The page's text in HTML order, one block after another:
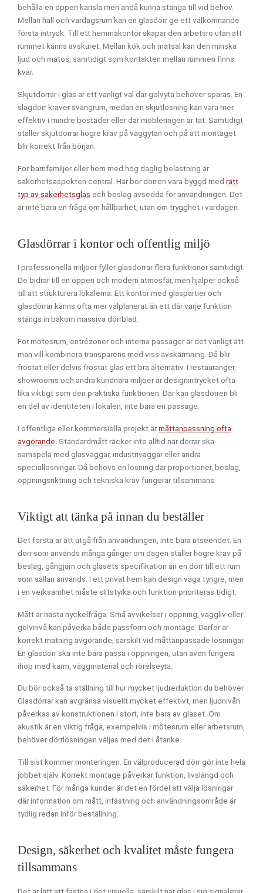
behålla en öppen känsla men ändå kunna stänga till vid behov.
Mellan hall och vardagsrum kan en glasdörr ge ett välkomnande
första intryck. Till ett hemmakontor skapar den arbetsro utan att
rummet känns avskuret. Mellan kök och matsal kan den minska
ljud och matos, samtidigt som kontakten mellan rummen finns
kvar.
Skjutdörrar i glas är ett vanligt val där golvyta behöver sparas. En
slagdörr kräver svängrum, medan en skjutlösning kan vara mer
effektiv i mindre bostäder eller där möbleringen är tät. Samtidigt
ställer skjutdörrar högre krav på väggytan och på att montaget
blir korrekt från början.
För barnfamiljer eller hem med hög daglig belastning är
säkerhetsaspekten central. Här bör dörren vara byggd med rätt
typ av säkerhetsglas och beslag avsedda för användningen. Det
är inte bara en fråga om hållbarhet, utan om trygghet i vardagen.
Glasdörrar i kontor och offentlig miljö
I professionella miljöer fyller glasdörrar flera funktioner samtidigt.
De bidrar till en öppen och modern atmosfär, men hjälper också
till att strukturera lokalerna. Ett kontor med glaspartier och
glasdörrar känns ofta mer välplanerat än ett där varje funktion
stängs in bakom massiva dörrblad.
För mötesrum, entrézoner och interna passager är det vanligt att
man vill kombinera transparens med viss avskärmning. Då blir
frostat eller delvis frostat glas ett bra alternativ. I restauranger,
showrooms och andra kundnära miljöer är designintrycket ofta
lika viktigt som den praktiska funktionen. Där kan glasdörren bli
en del av identiteten i lokalen, inte bara en passage.
I offentliga eller kommersiella projekt ärmåttanpassning ofta
avgörande . Standardmått räcker inte alltid när dörrar ska
samspela med glasväggar, industriväggar eller andra
speciallösningar. Då behövs en lösning där proportioner, beslag,
öppningsriktning och tekniska krav fungerar tillsammans.
Viktigt att tänka på innan du beställer
Det första är att utgå från användningen, inte bara utseendet. En
dörr som används många gånger om dagen ställer högre krav på
beslag, gångjärn och glasets specifikation än en dörr till ett rum
som sällan används. I ett privat hem kan design väga tyngre, men
i en verksamhet måste slitstyrka och funktion prioriteras tidigt.
Mått är nästa nyckelfråga. Små avvikelser i öppning, väggliv eller
golvnivå kan påverka både passform och montage. Därför är
korrekt mätning avgörande, särskilt vid måttanpassade lösningar.
En glasdörr ska inte bara passa i öppningen, utan även fungera
ihop med karm, väggmaterial och rörelseyta.
Du bör också ta ställning till hur mycket ljudreduktion du behöver.
Glasdörrar kan avgränsa visuellt mycket effektivt, men ljudnivån
påverkas av konstruktionen i stort, inte bara av glaset. Om
akustik är en viktig fråga, exempelvis i mötesrum eller arbetsrum,
behöver dörrlösningen väljas med det i åtanke.
Till sist kommer monteringen. En välproducerad dörr gör inte hela
jobbet själv. Korrekt montage påverkar funktion, livslängd och
säkerhet. För många kunder är det en fördel att välja lösningar
där information om mått, infästning och användningsområde är
tydlig redan inför beställning.
Design, säkerhet och kvalitet måste fungera
tillsammans
Det är lätt att fastna i det visuella, särskilt när glas i sig signalerar